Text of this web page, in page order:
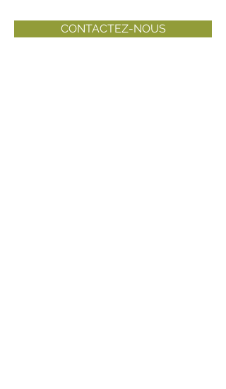
CONTACTEZ-NOUS